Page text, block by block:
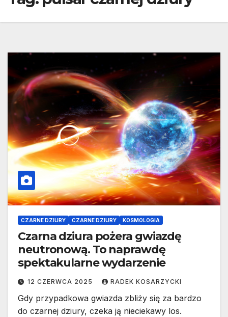
CZARNE DZIURY CZARNE DZIURY KOSMOLOGIA
Czarna dziura pożera gwiazdę
neutronową. To naprawdę
spektakularne wydarzenie
12 CZERWCA 2025 RADEK KOSARZYCKI
Gdy przypadkowa gwiazda zbliży się za bardzo
do czarnej dziury, czeka ją nieciekawy los.